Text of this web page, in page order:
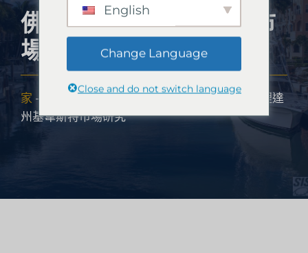
佛羅裡達州基韋斯特市
場研究
家 - 市場研究範圍-美洲-美國市場研究-佛羅裡達
州基韋斯特市場研究
English
Change Language
Close and do not switch language